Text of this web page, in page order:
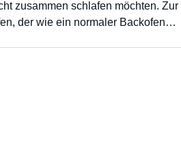
zusammen schlafen möchten. Zur
der wie ein normaler Backofen